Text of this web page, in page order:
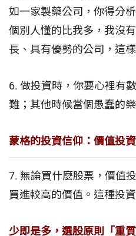
如一家製藥公司，你得分
個別人懂的比我多，我沒
長、具有優勢的公司，這
6. 做投資時，你要心裡有
難；其他時候當個愚蠢的
蒙格的投資信仰：價值投資
7. 無論買什麼股票，價值
買進較高的價值。這種投
少即是多，選股原則「重質